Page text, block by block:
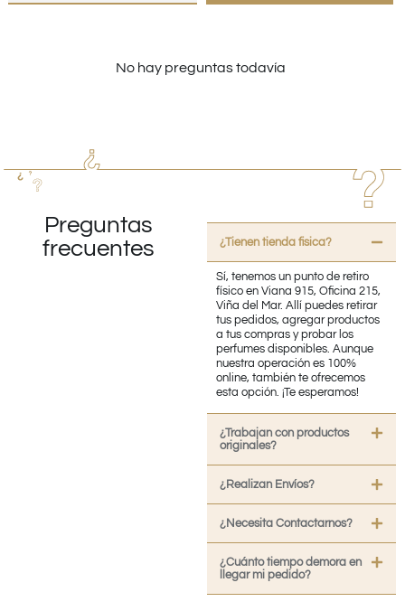
No hay preguntas todavía
Preguntas
frecuentes
¿Tienen tienda fisica?
Sí, tenemos un punto de retiro
físico en Viana 915, Oficina 215,
Viña del Mar. Allí puedes retirar
tus pedidos, agregar productos
a tus compras y probar los
perfumes disponibles. Aunque
nuestra operación es 100%
online, también te ofrecemos
esta opción. ¡Te esperamos!
¿Trabajan con productos
originales?
¿Realizan Envíos?
¿Necesita Contactarnos?
¿Cuánto tiempo demora en
llegar mi pedido?